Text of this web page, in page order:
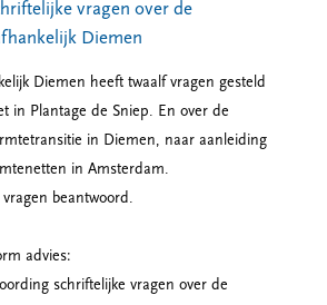
vragen over de
Diemen
Diemen heeft twaalf vragen gesteld
in Plantage de Sniep. En over de
in Diemen, naar aanleiding
in Amsterdam.
beantwoord.
advies:
schriftelijke vragen over de